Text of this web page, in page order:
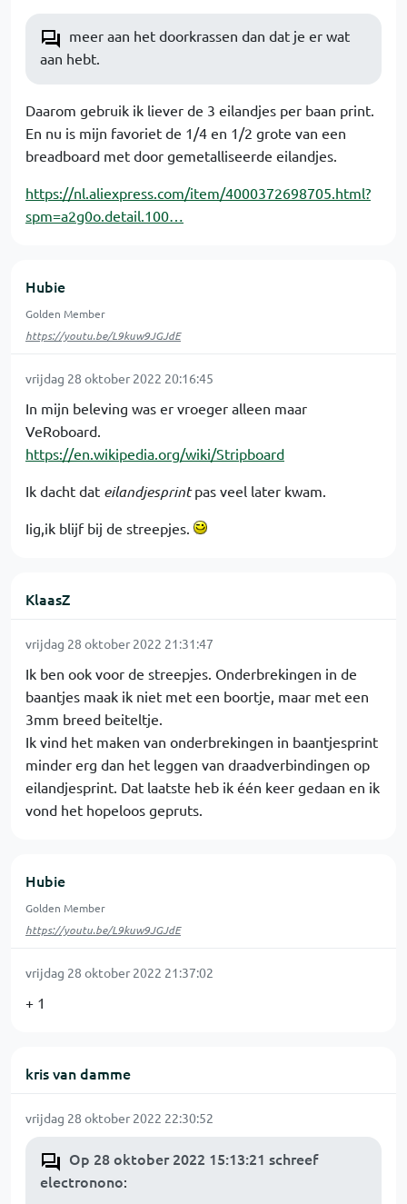
meer aan het doorkrassen dan dat je er wat
aan hebt.
Daarom gebruik ik liever de 3 eilandjes per baan print.
En nu is mijn favoriet de 1/4 en 1/2 grote van een
breadboard met door gemetalliseerde eilandjes.
https://nl.aliexpress.com/item/4000372698705.html?
spm=a2g0o.detail.100…
Hubie
Golden Member
https://youtu.be/L9kuw9JGJdE
vrijdag 28 oktober 2022 20:16:45
In mijn beleving was er vroeger alleen maar
VeRoboard.
https://en.wikipedia.org/wiki/Stripboard
Ik dacht dat eilandjesprintpas veel later kwam.
Iig,ik blijf bij de streepjes.
KlaasZ
vrijdag 28 oktober 2022 21:31:47
Ik ben ook voor de streepjes. Onderbrekingen in de
baantjes maak ik niet met een boortje, maar met een
3mm breed beiteltje.
Ik vind het maken van onderbrekingen in baantjesprint
minder erg dan het leggen van draadverbindingen op
eilandjesprint. Dat laatste heb ik één keer gedaan en ik
vond het hopeloos gepruts.
Hubie
Golden Member
https://youtu.be/L9kuw9JGJdE
vrijdag 28 oktober 2022 21:37:02
+ 1
kris van damme
vrijdag 28 oktober 2022 22:30:52
Op 28 oktober 2022 15:13:21 schreef
electronono: